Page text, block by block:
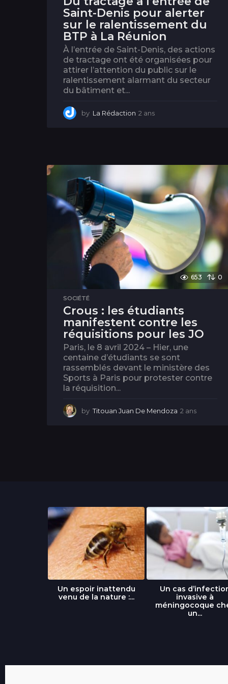
Saint-Denis pour alerter
sur le ralentissement du
BTP à La Réunion
À l’entrée de Saint-Denis, des actions
de tractage ont été organisées pour
attirer l’attention du public sur le
ralentissement alarmant du secteur
du bâtiment et...
by La Rédaction 2 ans
653 0
SOCIÉTÉ
Crous : les étudiants
manifestent contre les
réquisitions pour les JO
Paris, le 8 avril 2024 – Hier, une
centaine d’étudiants se sont
rassemblés devant le ministère des
Sports à Paris pour protester contre
la réquisition...
by Titouan Juan De Mendoza 2 ans
Un espoir inattendu
venu de la nature :...
Un cas
invasive à
méningocoque
un...